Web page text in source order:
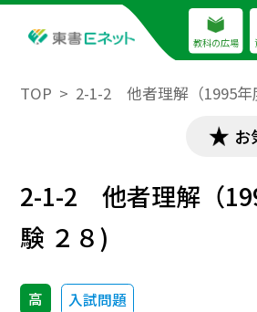
教科の広場
TOP 2-1-2 他者理解（1995年
お
2-1-2 他者理解（
験 ２８)
高 入試問題